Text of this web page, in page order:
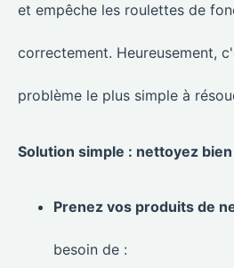
et empêche les roulettes de
correctement. Heureusement,
problème le plus simple à
Solution simple : nettoyez
Prenez vos produits de
besoin de :